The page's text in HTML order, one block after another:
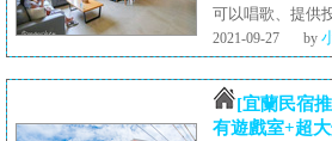
可以唱歌、提供
2021-09-27
by
[宜蘭民宿
有遊戲室+超